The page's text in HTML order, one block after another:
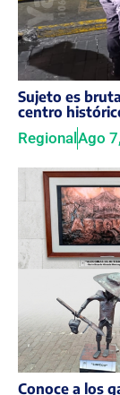
Sujeto es
centro
RegionalAgo
Conoce a los